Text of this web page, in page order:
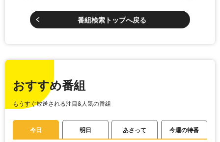
番組検索トップへ戻る
おすすめ番組
もうすぐ放送される注目&人気の番組
今日 明日 あさって 今週の特番